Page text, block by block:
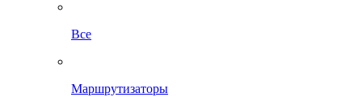
Все
Маршрутизаторы